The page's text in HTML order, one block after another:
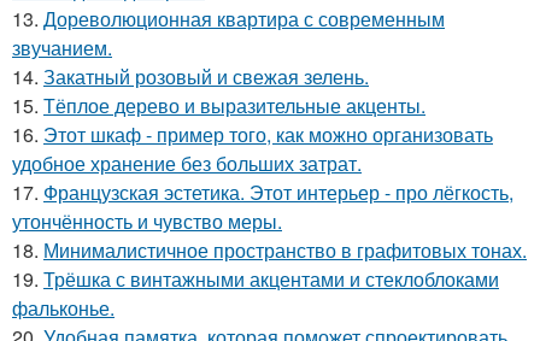
13. Дореволюционная квартира с современным
звучанием.
14. Закатный розовый и свежая зелень.
15. Тёплое дерево и выразительные акценты.
16. Этот шкаф - пример того, как можно организовать
удобное хранение без больших затрат.
17. Французская эстетика. Этот интерьер - про лёгкость,
утончённость и чувство меры.
18. Минималистичное пространство в графитовых тонах.
19. Трёшка с винтажными акцентами и стеклоблоками
фальконье.